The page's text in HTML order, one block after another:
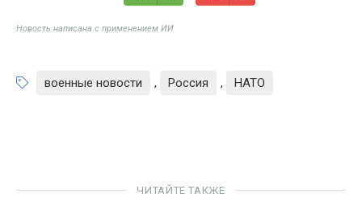
Новость написана с применением ИИ
военные новости , Россия , НАТО
ЧИТАЙТЕ ТАКЖЕ